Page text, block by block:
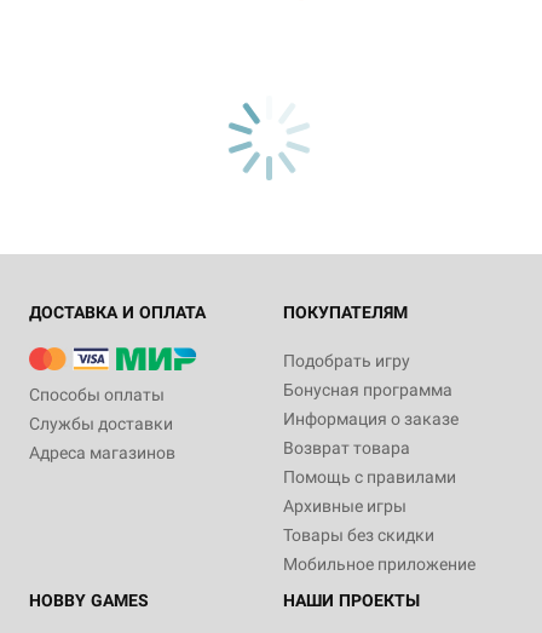
ДОСТАВКА И ОПЛАТА
Способы оплаты
Службы доставки
Адреса магазинов
ПОКУПАТЕЛЯМ
Подобрать игру
Бонусная программа
Информация о заказе
Возврат товара
Помощь с правилами
Архивные игры
Товары без скидки
Мобильное приложение
HOBBY GAMES
НАШИ ПРОЕКТЫ